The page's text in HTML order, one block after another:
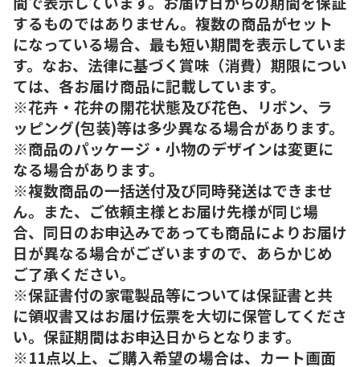
するものではありません。複数の商品がセット
になっている場合、最も短い期間を表示していま
す。なお、法律に基づく賞味（消費）期限につい
ては、各お届け商品に記載しています。
※花卉・花弁の開花状態及び花色、リボン、ラ
ッピング(包装)等は多少異なる場合があります。
※商品のパッケージ・小物のデザインは変更に
なる場合があります。
※複数商品の一括送付及び同時発送はできませ
ん。また、ご依頼主様とお届け先様が同じ場
合、同日のお申込みであっても商品によりお届け
日が異なる場合がございますので、あらかじめ
ご了承ください。
※保証書付の家電製品等については保証書と共
に領収書又はお届け伝票を大切に保管してくださ
い。保証期間はお申込日からとなります。
※11点以上、ご購入希望の場合は、カート画面